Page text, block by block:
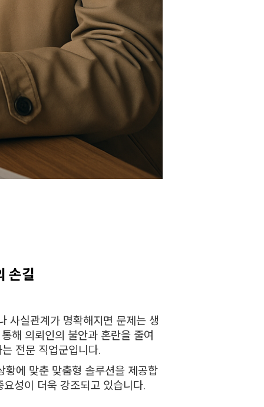
손길
사실관계가 명확해지면 문제는 생
해 의뢰인의 불안과 혼란을 줄여
전문 직업군입니다.
에 맞춘 맞춤형 솔루션을 제공합
성이 더욱 강조되고 있습니다.